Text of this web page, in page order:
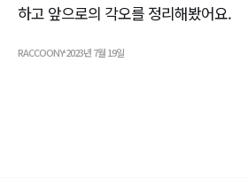
하고 앞으로의 각오를 정리해봤어요.
RACCOONY2023년 7월 19일